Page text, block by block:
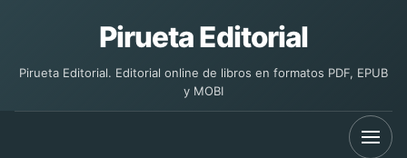
Pirueta Editorial
Pirueta Editorial. Editorial online de libros en formatos PDF, EPUB
y MOBI